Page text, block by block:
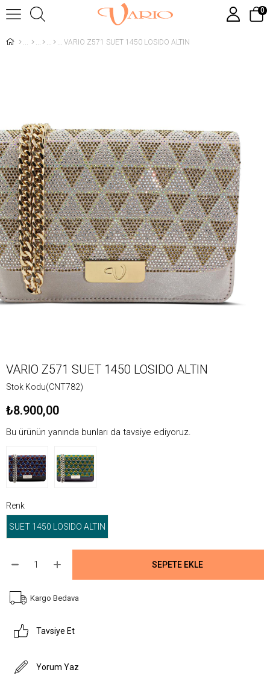
0
VARIO Z571 SUET 1450 LOSIDO ALTIN
VARIO Z571 SUET 1450 LOSIDO ALTIN
Stok Kodu(CNT782)
₺8.900,00
Bu ürünün yanında bunları da tavsiye ediyoruz.
Renk
SUET 1450 LOSIDO ALTIN
Kargo Bedava
Tavsiye Et
Yorum Yaz